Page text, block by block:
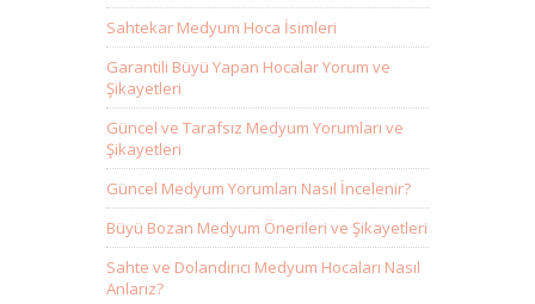
Sahtekar Medyum Hoca İsimleri
Garantili Büyü Yapan Hocalar Yorum ve
Şikayetleri
Güncel ve Tarafsız Medyum Yorumları ve
Şikayetleri
Güncel Medyum Yorumları Nasıl İncelenir?
Büyü Bozan Medyum Önerileri ve Şikayetleri
Sahte ve Dolandırıcı Medyum Hocaları Nasıl
Anlarız?